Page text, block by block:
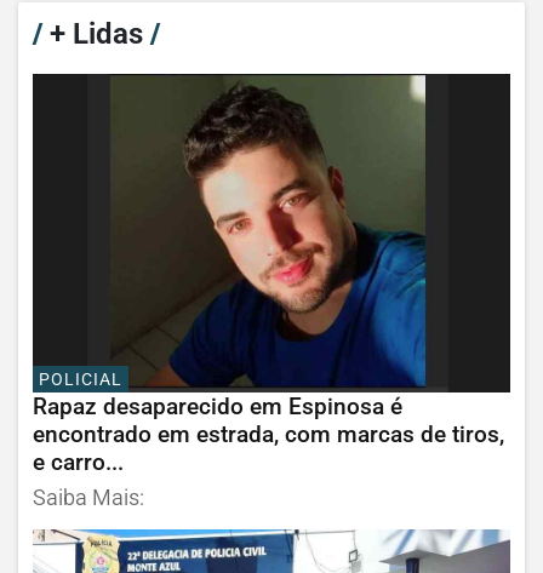
/+ Lidas /
POLICIAL
Rapaz desaparecido em Espinosa é
encontrado em estrada, com marcas de tiros,
e carro...
Saiba Mais: